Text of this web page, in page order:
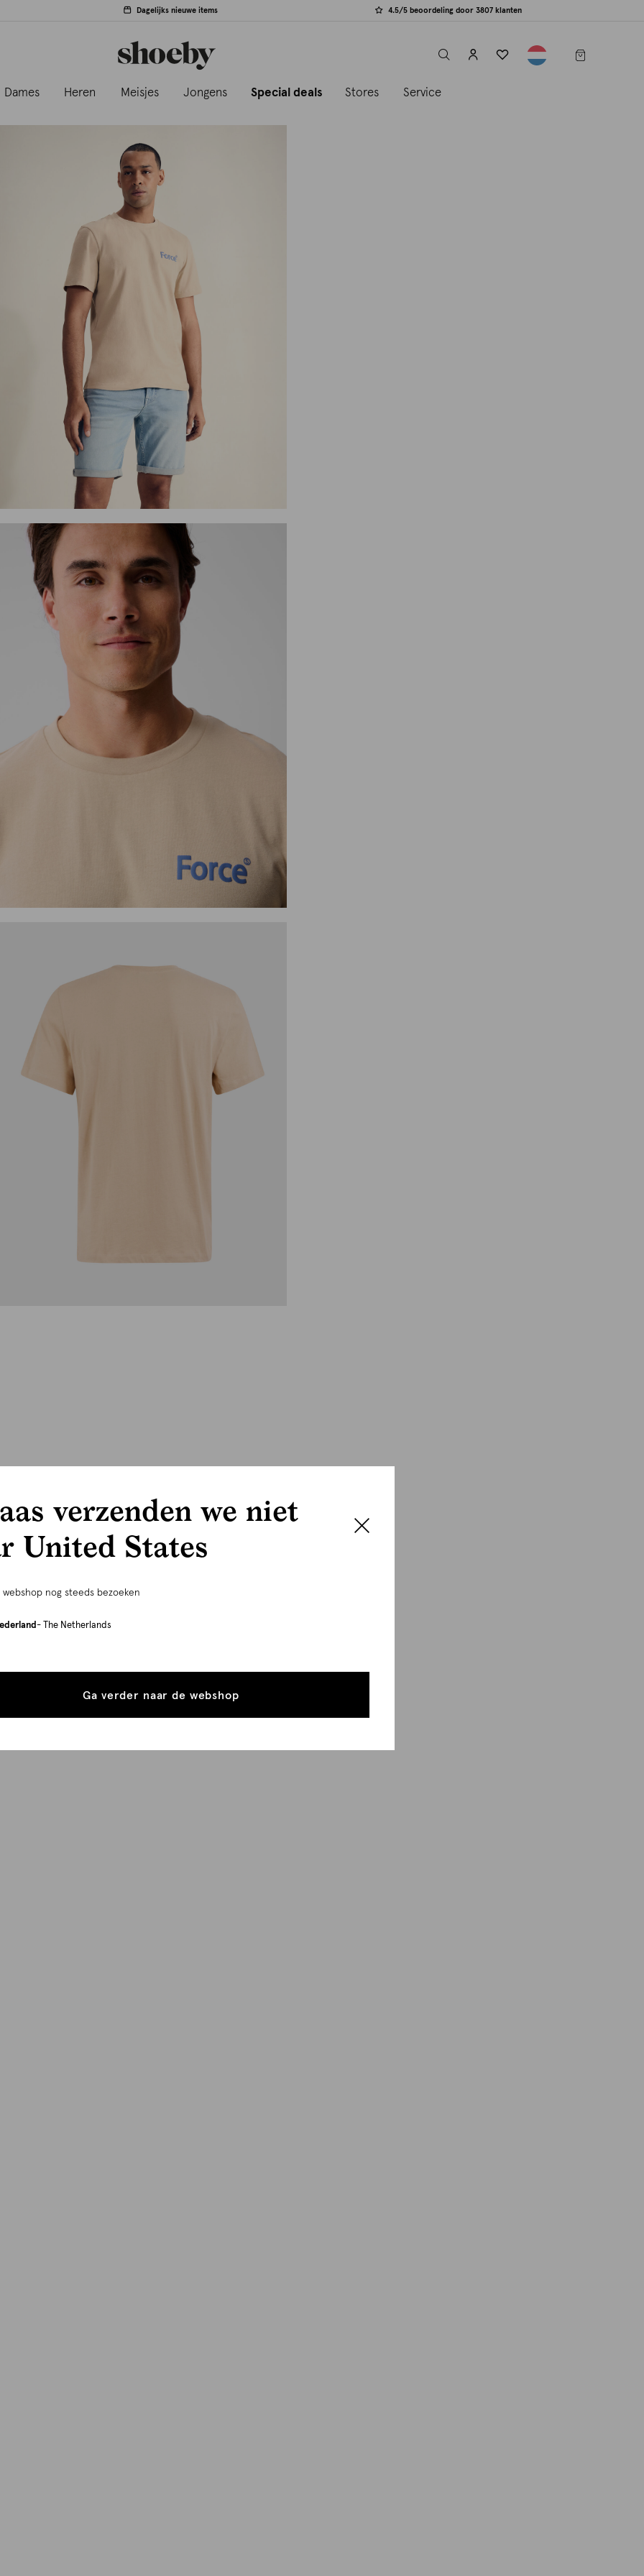
Dagelijks nieuwe items 4.5/5 beoordeling door 3807 klanten
label.header.toggle
Dames Heren Meisjes Jongens Special deals Stores Service
verzenden we niet
United States
nog steeds bezoeken
- The Netherlands
Ga verder naar de webshop